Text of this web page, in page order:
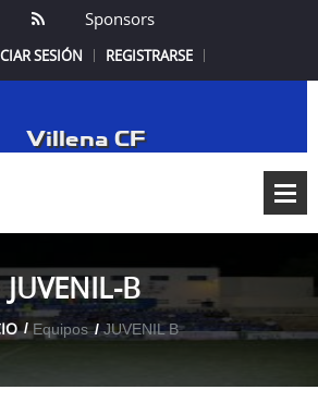
Sponsors
SESIÓN REGISTRARSE
Villena CF
JUVENIL-B
Equipos JUVENIL B